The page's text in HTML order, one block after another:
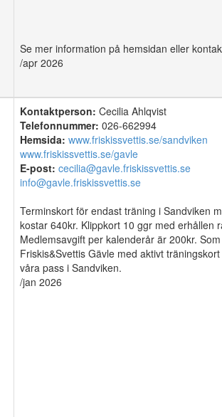
Se mer information på hemsidan eller
/apr 2026
Kontaktperson: Cecilia Ahlqvist
Telefonnummer: 026-662994
Hemsida: www.friskissvettis.se/sandviken
www.friskissvettis.se/gavle
E-post: cecilia@gavle.friskissvettis.se
info@gavle.friskissvettis.se
Terminskort för endast träning i Sandviken
kostar 640kr. Klippkort 10 ggr med erhållen
Medlemsavgift per kalenderår är 200kr.
Friskis&Svettis Gävle med aktivt
våra pass i Sandviken.
/jan 2026